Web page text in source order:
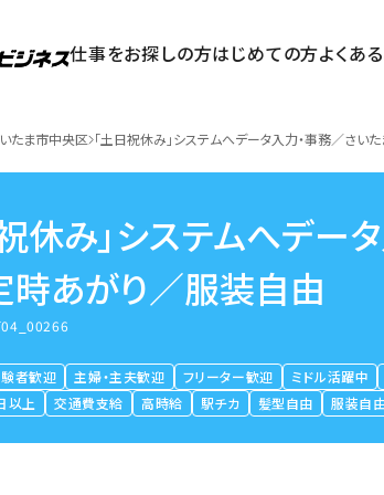
仕事をお探しの方はじめての方よくあ
たま市中央区 「土日祝休み」システムへデータ入力・事務／さ
休み」システムへデー
時あがり／服装自由
者歓迎 主婦・主夫歓迎 フリーター歓迎 ミドル活躍中
以上
交通費支給 高時給 駅チカ 髪型自由 服装自